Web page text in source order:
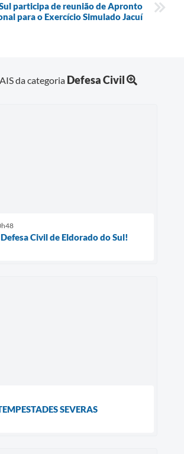
participa de reunião de Apronto
para o Exercício Simulado Jacuí
da categoria Defesa Civil
Civil de Eldorado do Sul!
SEVERAS